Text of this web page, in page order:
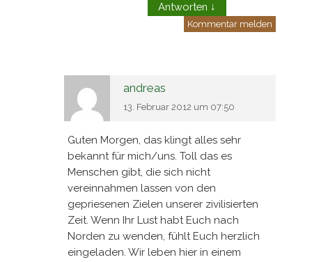
Antworten ↓
Kommentar melden
andreas
13. Februar 2012 um 07:50
Guten Morgen, das klingt alles sehr
bekannt für mich/uns. Toll das es
Menschen gibt, die sich nicht
vereinnahmen lassen von den
gepriesenen Zielen unserer zivilisierten
Zeit. Wenn Ihr Lust habt Euch nach
Norden zu wenden, fühlt Euch herzlich
eingeladen. Wir leben hier in einem